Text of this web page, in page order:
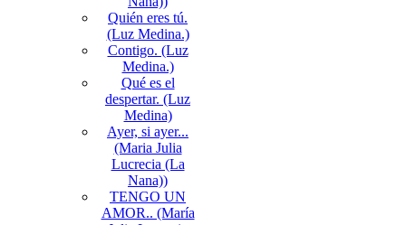
Quién eres tú.
(Luz Medina.)
Contigo. (Luz
Medina.)
Qué es el
despertar. (Luz
Medina)
Ayer, si ayer...
(Maria Julia
Lucrecia (La
Nana))
TENGO UN
AMOR.. (María